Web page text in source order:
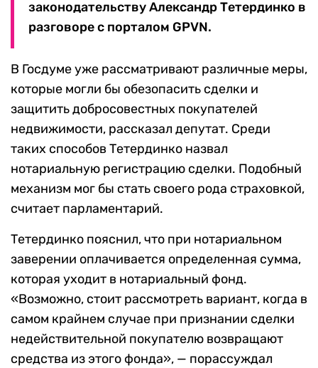
законодательству Александр Тетердинко в
разговоре с порталом GPVN.
В Госдуме уже рассматривают различные меры,
которые могли бы обезопасить сделки и
защитить добросовестных покупателей
недвижимости, рассказал депутат. Среди
таких способов Тетердинко назвал
нотариальную регистрацию сделки. Подобный
механизм мог бы стать своего рода страховкой,
считает парламентарий.
Тетердинко пояснил, что при нотариальном
заверении оплачивается определенная сумма,
которая уходит в нотариальный фонд.
«Возможно, стоит рассмотреть вариант, когда в
самом крайнем случае при признании сделки
недействительной покупателю возвращают
средства из этого фонда», — порассуждал